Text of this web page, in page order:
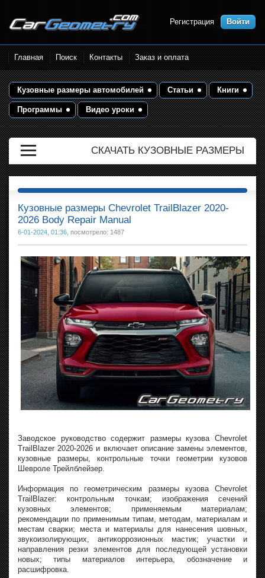
Размеры кузова автомобилей.
Контрольные точки и кузовные
размеры. Геометрия кузова
Регистрация Войти
Главная Поиск Контакты Заказ и оплата
Кузовные размеры автомобилей Статьи Книги
Программы Видео уроки
СКАЧАТЬ КУЗОВНЫЕ РАЗМЕРЫ
Кузовные размеры Chevrolet TrailBlazer 2020-
2026 Body Repair Manual
6-01-2024, 01:36 , посмотрело: 1487
Заводское руководство содержит размеры кузова Chevrolet
TrailBlazer 2020-2026 и включает описание замены элементов,
кузовные размеры, контрольные точки геометрии кузовов
Шевроле Трейлблейзер.
Информация по геометрическим размеры кузова Chevrolet
TrailBlazer: контрольным точкам; изображения сечений
кузовных элементов; применяемым материалам;
рекомендации по применимым типам, методам, материалам и
местам сварки; места и материалы для нанесения шовных,
звукоизолирующих, антикоррозионных мастик; участки и
направления резки элементов для последующей установки
новых; типы материалов интерьера, обозначение и
расшифровка.